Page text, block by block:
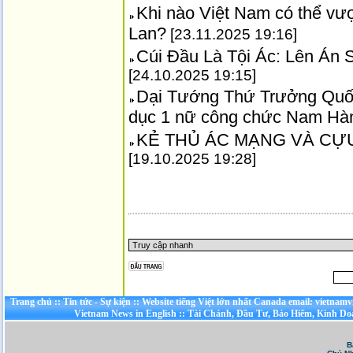
Khi nào Việt Nam có thể
Lan? [23.11.2025 19:16]
Cúi Đầu Là Tội Ác: Lên Án
[24.10.2025 19:15]
Dại Tướng Thứ Trưởng
dục 1 nữ công chức Nam
KẺ THỦ ÁC MẠNG VÀ
[19.10.2025 19:28]
Trang chủ::Tin tức - Sự kiện::Website tiếng Việt lớn nhất Canada email:
Vietnam News in English::Tài Chánh, Đầu Tư, Bảo Hiểm, Kinh